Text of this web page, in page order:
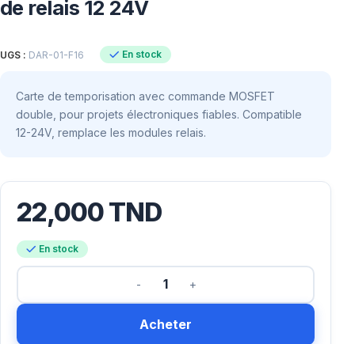
de relais 12 24V
UGS : DAR-01-F16 En stock
Carte de temporisation avec commande MOSFET
double, pour projets électroniques fiables. Compatible
12-24V, remplace les modules relais.
22,000TND
En stock
Acheter